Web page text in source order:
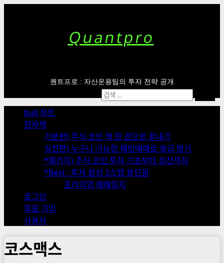
Quantpro
퀀트프로 : 자산운용팀의 투자 전략 공개
Menu
bull 차트
전자책
기본편) 주식·코인 책 한 권으로 끝내기
실전편) 누구나 가능한 패턴매매로 월급 벌기
*패키지) 주식·코인 투자 기초부터 실전까지
*Best : 투자 완성 3스텝 올인원
프리미엄 매매일지
로그인
회원 가입
사용자
검
색:
코스맥스